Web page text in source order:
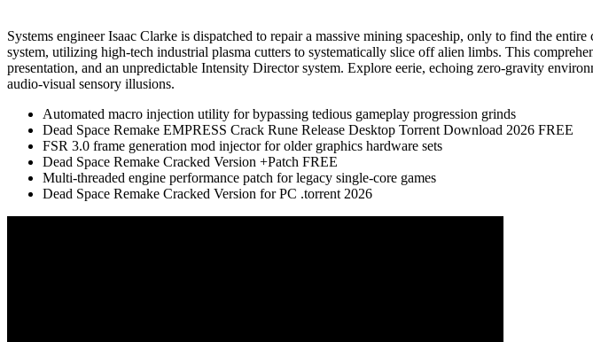
Systems engineer Isaac Clarke is dispatched to repair a massive mining spaceship, only to find the
system, utilizing high-tech industrial plasma cutters to systematically slice off alien limbs. This
presentation, and an unpredictable Intensity Director system. Explore eerie, echoing zero-gravity
audio-visual sensory illusions.
Automated macro injection utility for bypassing tedious gameplay progression grinds
Dead Space Remake EMPRESS Crack Rune Release Desktop Torrent Download 2026 FREE
FSR 3.0 frame generation mod injector for older graphics hardware sets
Dead Space Remake Cracked Version +Patch FREE
Multi-threaded engine performance patch for legacy single-core games
Dead Space Remake Cracked Version for PC .torrent 2026